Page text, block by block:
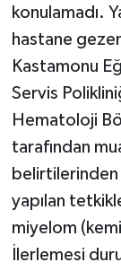
konulamadı.
hastane
Kastamonu
Servis
Hematoloji
tarafından
belirtilerinden
yapılan
miyelom
İlerlemesi